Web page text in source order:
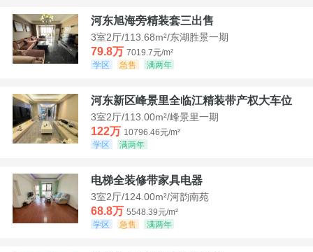
河东旭海旁精装套三出售
3室2厅/113.68m²/东湖胜景一期
79.8万 7019.7元/m²
学区
急售 满两年
河东新区峰景里全临江精装带产权大车位
3室2厅/113.00m²/峰景里一期
122万 10796.46元/m²
学区
满两年
电梯全装修带家具电器
3室2厅/124.00m²/河韵南苑
68.8万 5548.39元/m²
学区
急售 满两年